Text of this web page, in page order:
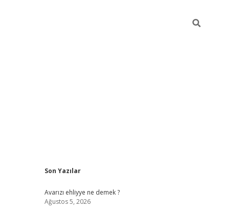
Sidebar
Son Yazılar
Avarızı ehliyye ne demek ?
Ağustos 5, 2026